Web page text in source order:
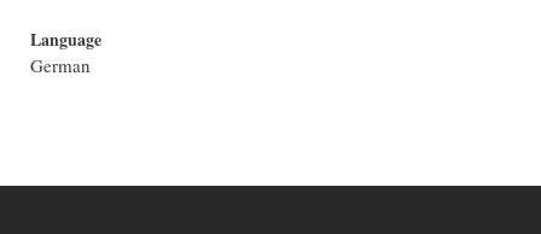
Language
German